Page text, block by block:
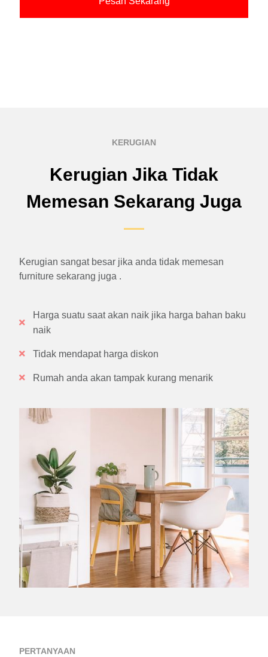
KERUGIAN
Kerugian Jika Tidak
Memesan Sekarang Juga
Kerugian sangat besar jika anda tidak memesan
furniture sekarang juga .
Harga suatu saat akan naik jika harga bahan baku
naik
Tidak mendapat harga diskon
Rumah anda akan tampak kurang menarik
PERTANYAAN